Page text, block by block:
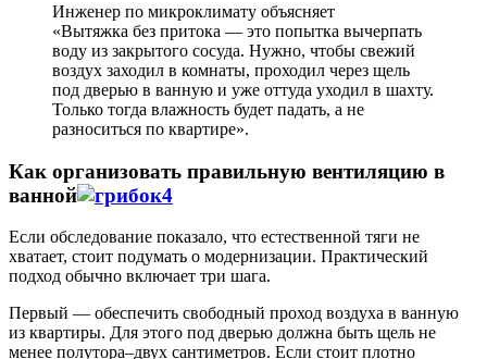
Инженер по микроклимату объясняет
«Вытяжка без притока — это попытка вычерпать
воду из закрытого сосуда. Нужно, чтобы свежий
воздух заходил в комнаты, проходил через щель
под дверью в ванную и уже оттуда уходил в шахту.
Только тогда влажность будет падать, а не
разноситься по квартире».
Как организовать правильную вентиляцию в
ванной
Если обследование показало, что естественной тяги не
хватает, стоит подумать о модернизации. Практический
подход обычно включает три шага.
Первый — обеспечить свободный проход воздуха в ванную
из квартиры. Для этого под дверью должна быть щель не
менее полутора–двух сантиметров. Если стоит плотно